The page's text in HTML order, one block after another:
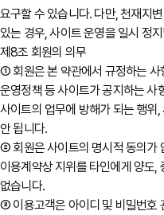
요구할 수 있습니다. 다만, 천재지
있는 경우, 사이트 운영을 일시 정
제8조 회원의 의무
① 회원은 본 약관에서 규정하는 사
운영정책 등 사이트가 공지하는 사
사이트의 업무에 방해가 되는 행위
안 됩니다.
② 회원은 사이트의 명시적 동의가
이용계약상 지위를 타인에게 양도,
없습니다.
③ 이용고객은 아이디 및 비밀번호